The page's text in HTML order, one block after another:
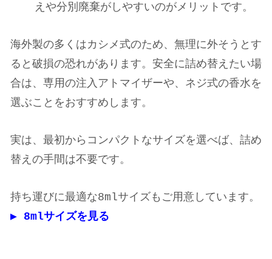
えや分別廃棄がしやすいのがメリットです。
海外製の多くはカシメ式のため、無理に外そうとす
ると破損の恐れがあります。安全に詰め替えたい場
合は、専用の注入アトマイザーや、ネジ式の香水を
選ぶことをおすすめします。
実は、最初からコンパクトなサイズを選べば、詰め
替えの手間は不要です。
持ち運びに最適な8mlサイズもご用意しています。
▶︎ 8mlサイズを見る